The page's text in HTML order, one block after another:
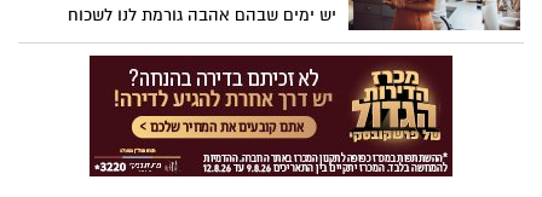
יש ימים שבהם אהבה גורמת לנו לשכוח
לאכול. ויש ימים שבהם היא גורמת לנו לאכול
ללא הרף, בעיקר כשמשהו בקשר לא יציב. זה
לא "חולשת אופי", אלא ביולוגיה: אותה
מערכת שמפעילה אותנו סביב קשר, חיבה
והיקשרות, מפעילה אותנו גם סביב אוכל. רק
שהפעם, במקום לרדוף אחרי הודעה או